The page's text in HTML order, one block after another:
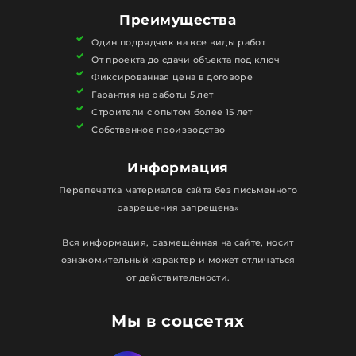
не только узнать характеристики, но и
посмотреть на готовый результат в живых
примерах.
Мы в соцсетях
Преимущества
Один подрядчик на все виды работ
От проекта до сдачи объекта под ключ
Фиксированная цена в договоре
Гарантия на работы 5 лет
Строители с опытом более 15 лет
Собственное производство
Информация
Перепечатка материалов сайта без письменного
разрешения запрещена»
Вся информация, размещённая на сайте, носит
ознакомительный характер и может отличаться
от действительности.